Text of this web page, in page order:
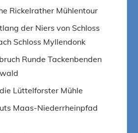
Rickelrather Mühlentour
der Niers von Schloss
Schloss Myllendonk
Runde Tackenbenden
Lüttelforster Mühle
Maas-Niederrheinpfad